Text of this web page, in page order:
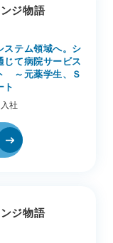
ジ物語
ステム領域へ。シ
じて病院サービス
～元薬学生、Ｓ
ト
社
ジ物語